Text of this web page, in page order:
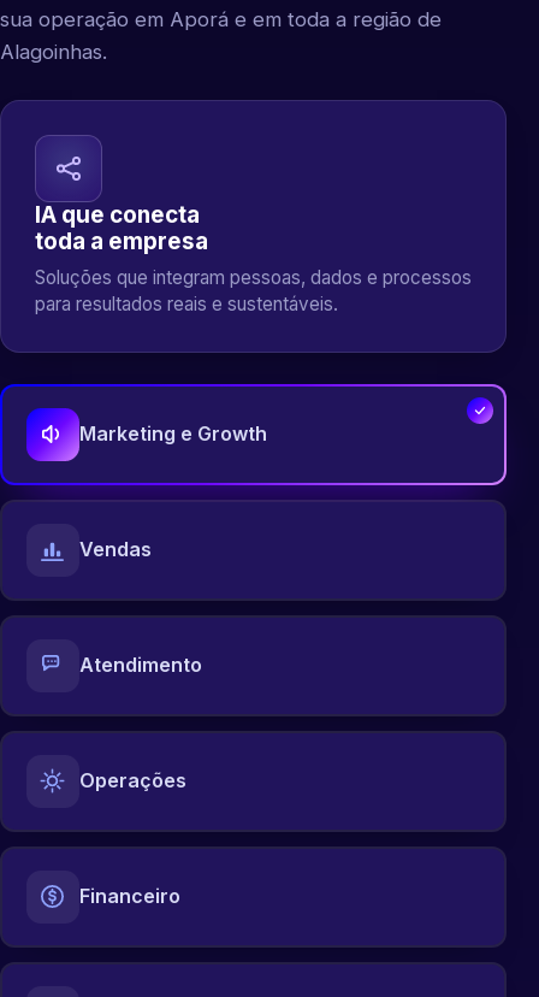
sua operação em Aporá e em toda a região de
Alagoinhas.
IA que conecta
toda a empresa
Soluções que integram pessoas, dados e processos
para resultados reais e sustentáveis.
Marketing e Growth
Vendas
Atendimento
Operações
Financeiro